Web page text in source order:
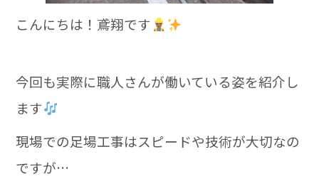
こんにちは！鳶翔です
今回も実際に職人さんが働いている姿を紹介し
ます
現場での足場工事はスピードや技術が大切なの
ですが…